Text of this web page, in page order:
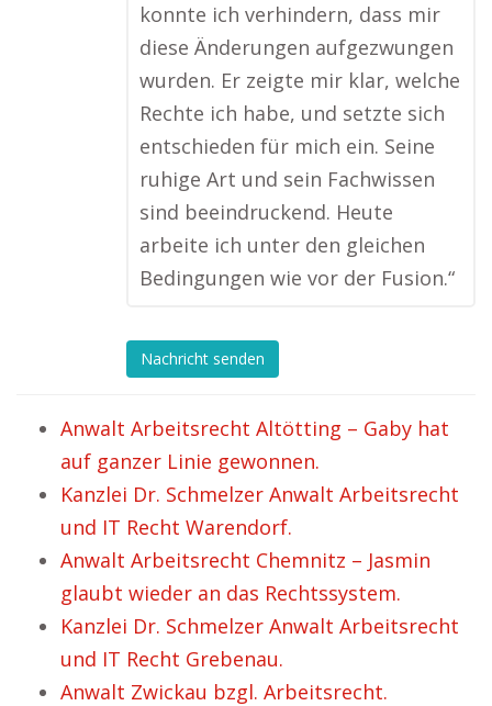
konnte ich verhindern, dass mir
diese Änderungen aufgezwungen
wurden. Er zeigte mir klar, welche
Rechte ich habe, und setzte sich
entschieden für mich ein. Seine
ruhige Art und sein Fachwissen
sind beeindruckend. Heute
arbeite ich unter den gleichen
Bedingungen wie vor der Fusion.“
Nachricht senden
Anwalt Arbeitsrecht Altötting – Gaby hat
auf ganzer Linie gewonnen.
Kanzlei Dr. Schmelzer Anwalt Arbeitsrecht
und IT Recht Warendorf.
Anwalt Arbeitsrecht Chemnitz – Jasmin
glaubt wieder an das Rechtssystem.
Kanzlei Dr. Schmelzer Anwalt Arbeitsrecht
und IT Recht Grebenau.
Anwalt Zwickau bzgl. Arbeitsrecht.